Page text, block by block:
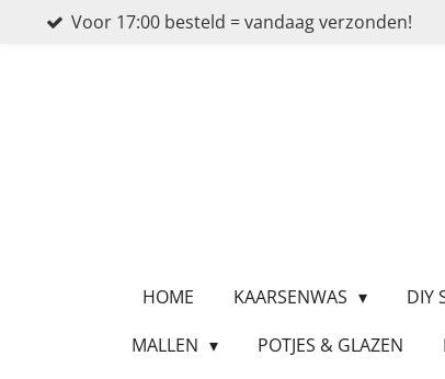
Voor 17:00 besteld = vandaag verzonden!
HOME KAARSENWAS DIY
MALLEN
POTJES & GLAZEN